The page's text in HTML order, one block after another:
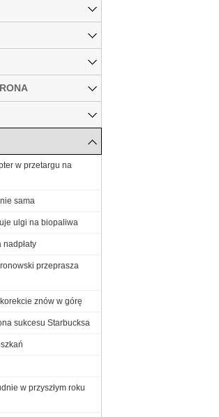
w przetargu na
sama
ulgi na biopaliwa
nadpłaty
przeprasza
znów w górę
sukcesu Starbucksa
w przyszłym roku